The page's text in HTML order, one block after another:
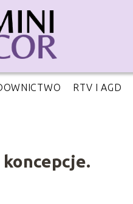
RTV I AGD